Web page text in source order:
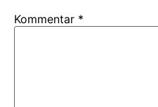
Kommentar *